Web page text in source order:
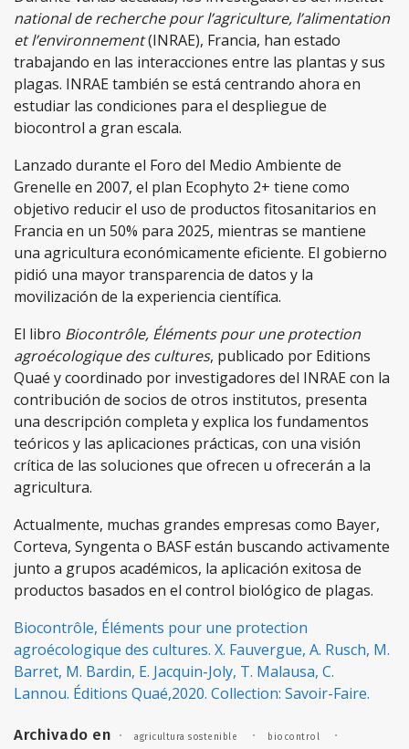
national de recherche pour l’agriculture, l’alimentation
et l’environnement(INRAE), Francia, han estado
trabajando en las interacciones entre las plantas y sus
plagas. INRAE ​​también se está centrando ahora en
estudiar las condiciones para el despliegue de
biocontrol a gran escala.
Lanzado durante el Foro del Medio Ambiente de
Grenelle en 2007, el plan Ecophyto 2+ tiene como
objetivo reducir el uso de productos fitosanitarios en
Francia en un 50% para 2025, mientras se mantiene
una agricultura económicamente eficiente. El gobierno
pidió una mayor transparencia de datos y la
movilización de la experiencia científica.
El libro Biocontrôle, Éléments pour une protection
agroécologique des cultures, publicado por Editions
Quaé y coordinado por investigadores del INRAE ​​con la
contribución de socios de otros institutos, presenta
una descripción completa y explica los fundamentos
teóricos y las aplicaciones prácticas, con una visión
crítica de las soluciones que ofrecen u ofrecerán a la
agricultura.
Actualmente, muchas grandes empresas como Bayer,
Corteva, Syngenta o BASF están buscando activamente
junto a grupos académicos, la aplicación exitosa de
productos basados en el control biológico de plagas.
Biocontrôle, Éléments pour une protection
agroécologique des cultures. X. Fauvergue, A. Rusch, M.
Barret, M. Bardin, E. Jacquin-Joly, T. Malausa, C.
Lannou. Éditions Quaé,2020. Collection: Savoir-Faire.
Archivado en · agricultura sostenible · biocontrol ·